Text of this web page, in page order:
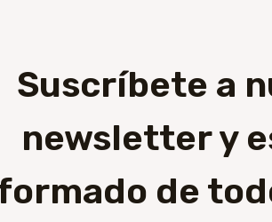
Suscríbete a
newsletter y
de